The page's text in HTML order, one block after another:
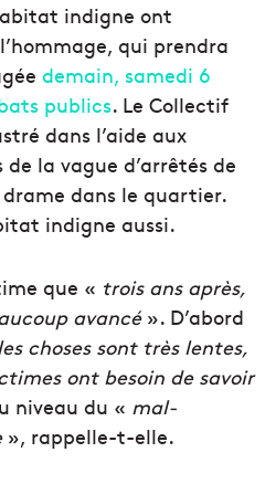
indigne ont
qui prendra
demain, samedi 6
publics. Le Collectif
dans l’aide aux
la vague d’arrêtés de
dans le quartier.
indigne aussi.
que « trois ans après,
avancé». D’abord
choses sont très lentes,
ont besoin de savoir
niveau du « mal-
», rappelle-t-elle.